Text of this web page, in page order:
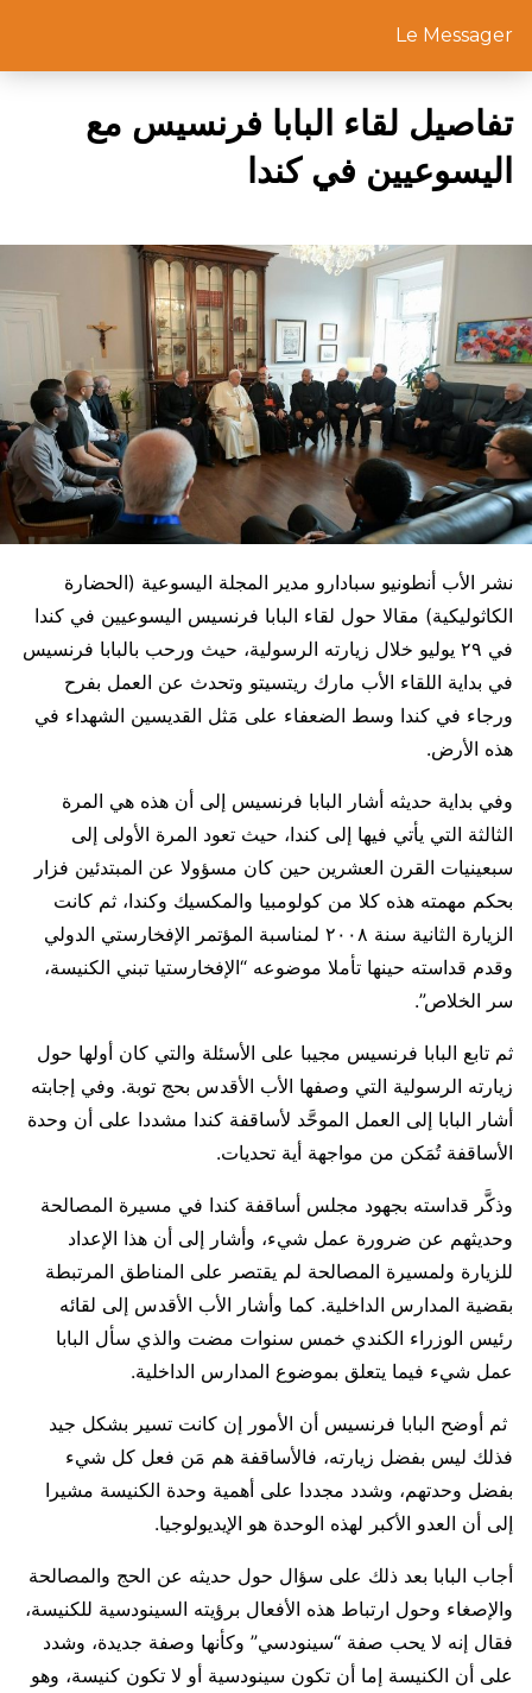
Le Messager
تفاصيل لقاء البابا فرنسيس مع
اليسوعيين في كندا
نشر الأب أنطونيو سبادارو مدير المجلة اليسوعية (الحضارة
الكاثوليكية) مقالا حول لقاء البابا فرنسيس اليسوعيين في كندا
في ٢٩ يوليو خلال زيارته الرسولية، حيث ورحب بالبابا فرنسيس
في بداية اللقاء الأب مارك ريتسيتو وتحدث عن العمل بفرح
ورجاء في كندا وسط الضعفاء على مَثل القديسين الشهداء في
هذه الأرض.
وفي بداية حديثه أشار البابا فرنسيس إلى أن هذه هي المرة
الثالثة التي يأتي فيها إلى كندا، حيث تعود المرة الأولى إلى
سبعينيات القرن العشرين حين كان مسؤولا عن المبتدئين فزار
بحكم مهمته هذه كلا من كولومبيا والمكسيك وكندا، ثم كانت
الزيارة الثانية سنة ٢٠٠٨ لمناسبة المؤتمر الإفخارستي الدولي
وقدم قداسته حينها تأملا موضوعه “الإفخارستيا تبني الكنيسة،
سر الخلاص”.
ثم تابع البابا فرنسيس مجيبا على الأسئلة والتي كان أولها حول
زيارته الرسولية التي وصفها الأب الأقدس بحج توبة. وفي إجابته
أشار البابا إلى العمل الموحَّد لأساقفة كندا مشددا على أن وحدة
الأساقفة تُمَكن من مواجهة أية تحديات.
وذكَّر قداسته بجهود مجلس أساقفة كندا في مسيرة المصالحة
وحديثهم عن ضرورة عمل شيء، وأشار إلى أن هذا الإعداد
للزيارة ولمسيرة المصالحة لم يقتصر على المناطق المرتبطة
بقضية المدارس الداخلية. كما وأشار الأب الأقدس إلى لقائه
رئيس الوزراء الكندي خمس سنوات مضت والذي سأل البابا
عمل شيء فيما يتعلق بموضوع المدارس الداخلية.
ثم أوضح البابا فرنسيس أن الأمور إن كانت تسير بشكل جيد
فذلك ليس بفضل زيارته، فالأساقفة هم مَن فعل كل شيء
بفضل وحدتهم، وشدد مجددا على أهمية وحدة الكنيسة مشيرا
إلى أن العدو الأكبر لهذه الوحدة هو الإيديولوجيا.
أجاب البابا بعد ذلك على سؤال حول حديثه عن الحج والمصالحة
والإصغاء وحول ارتباط هذه الأفعال برؤيته السينودسية للكنيسة،
فقال إنه لا يحب صفة “سينودسي” وكأنها وصفة جديدة، وشدد
على أن الكنيسة إما أن تكون سينودسية أو لا تكون كنيسة، وهو